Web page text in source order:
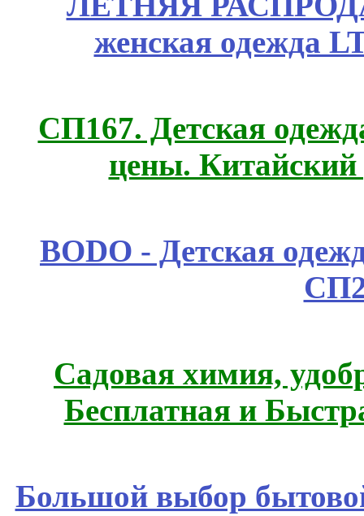
женская одежда
СП167. Детская
цены.
BODO - Детская
Садовая химия,
Бесплатная и
Большой выбор